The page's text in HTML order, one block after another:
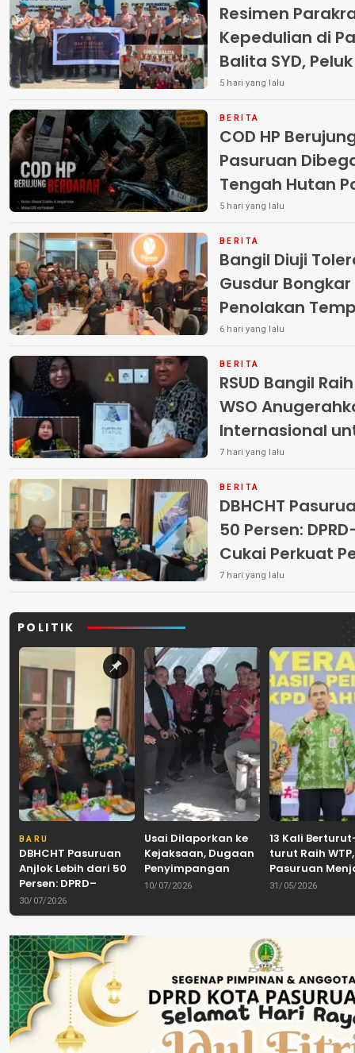
Resimen
Kepedulian di
Balita SYD,
Terlantar
5 hari yang lalu
BERITA
COD HP
Pasuruan
Tengah Hutan Polisi Buru Tiga
Pelaku
5 hari yang lalu
BERITA
Bangil Diuji
Gusdur
Penolakan
6 hari yang lalu
BERITA
RSUD Bangil
WSO
Internasional
7 hari yang lalu
BERITA
DBHCHT
50 Persen:
Cukai Perkuat
Peredaran
7 hari yang lalu
POLITIK
BARU
DBHCHT Pasuruan
Anjlok Lebih dari 50
Persen: DPRD–
Pemkab–Bea Cukai
Perkuat Perang
Rokok Ilegal
30/07/2026
Usai Dilaporkan ke
Kejaksaan, Dugaan
Penyimpangan
Banpol PDIP
Dinyatakan Tuntas
10/07/2026
13 Kali
turut Raih WTP,
Pasuruan
Tradisi
Tengah
31/05/2026